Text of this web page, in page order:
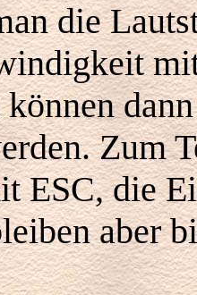
die
Zum
ESC, die
aber